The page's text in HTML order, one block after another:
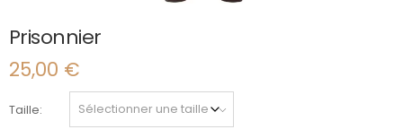
Prisonnier
25,00 €
Taille